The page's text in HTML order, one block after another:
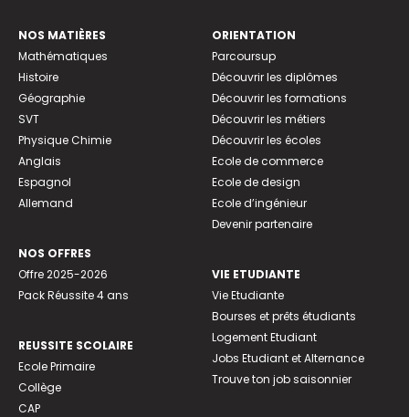
NOS MATIÈRES
Mathématiques
Histoire
Géographie
SVT
Physique Chimie
Anglais
Espagnol
Allemand
NOS OFFRES
Offre 2025-2026
Pack Réussite 4 ans
REUSSITE SCOLAIRE
Ecole Primaire
Collège
CAP
ORIENTATION
Parcoursup
Découvrir les diplômes
Découvrir les formations
Découvrir les métiers
Découvrir les écoles
Ecole de commerce
Ecole de design
Ecole d’ingénieur
Devenir partenaire
VIE ETUDIANTE
Vie Etudiante
Bourses et prêts étudiants
Logement Etudiant
Jobs Etudiant et Alternance
Trouve ton job saisonnier